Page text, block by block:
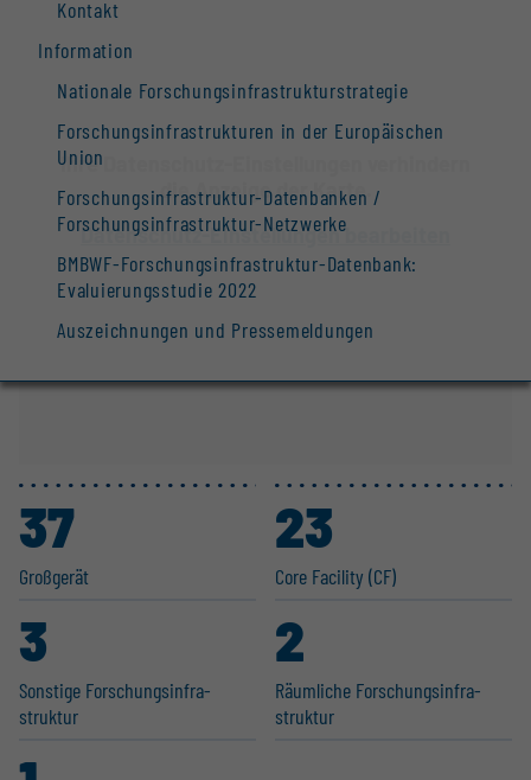
Kontakt
Information
Nationale Forschungs­infrastruktur­strategie
Forschungs­infrastrukturen in der Europäischen
Union
Forschungs­infrastruktur-Datenbanken /
Forschungs­infrastruktur-Netzwerke
BMBWF-Forschungsinfrastruktur-Datenbank:
Evaluierungsstudie 2022
Auszeichnungen und Pressemeldungen
Ihre Datenschutz-Einstellungen verhindern
die Anzeige der Karte.
Datenschutz-Einstellungen bearbeiten
Großgerät
37
Core Facility (CF)
23
Sonstige Forschungs­in­fra­
struktur
3
Räumliche Forschungs­in­fra­
struktur
2